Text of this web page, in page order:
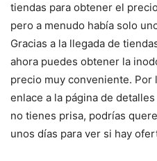
tiendas para obtener el
pero a menudo había solo
Gracias a la llegada de
ahora puedes obtener la
precio muy conveniente.
enlace a la página de
no tienes prisa, podrías
unos días para ver si hay